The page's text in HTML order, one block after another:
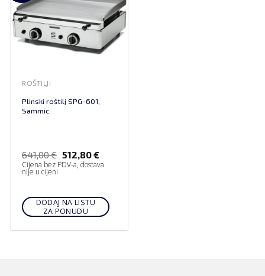
ROŠTILJI
Plinski roštilj SPG-601,
Sammic
641,00€ 512,80€
Cijena bez PDV-a, dostava
nije u cijeni
DODAJ NA LISTU
ZA PONUDU